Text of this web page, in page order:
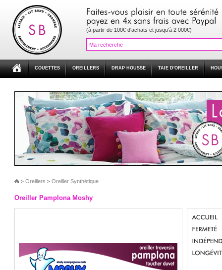
(à partir de 100€ d'achats et jusqu'à 2 000€)
COUETTES OREILLERS DRAP HOUSSE TAIE D'OREILLER
> Oreillers > Oreiller Synthétique
Oreiller Pamplona Moshy